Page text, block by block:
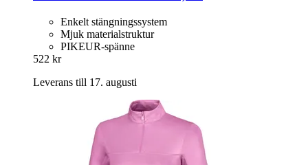
Enkelt stängningssystem
Mjuk materialstruktur
PIKEUR-spänne
522 kr
Leverans till 17. augusti